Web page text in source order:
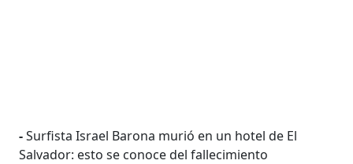
-Surfista Israel Barona murió en un hotel de El
Salvador: esto se conoce del fallecimiento